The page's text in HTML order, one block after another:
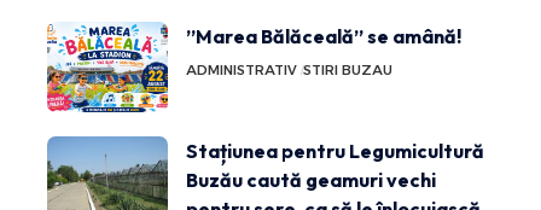
”Marea Bălăceală” se amână!
ADMINISTRATIV STIRI BUZAU
Stațiunea pentru Legumicultură
Buzău caută geamuri vechi